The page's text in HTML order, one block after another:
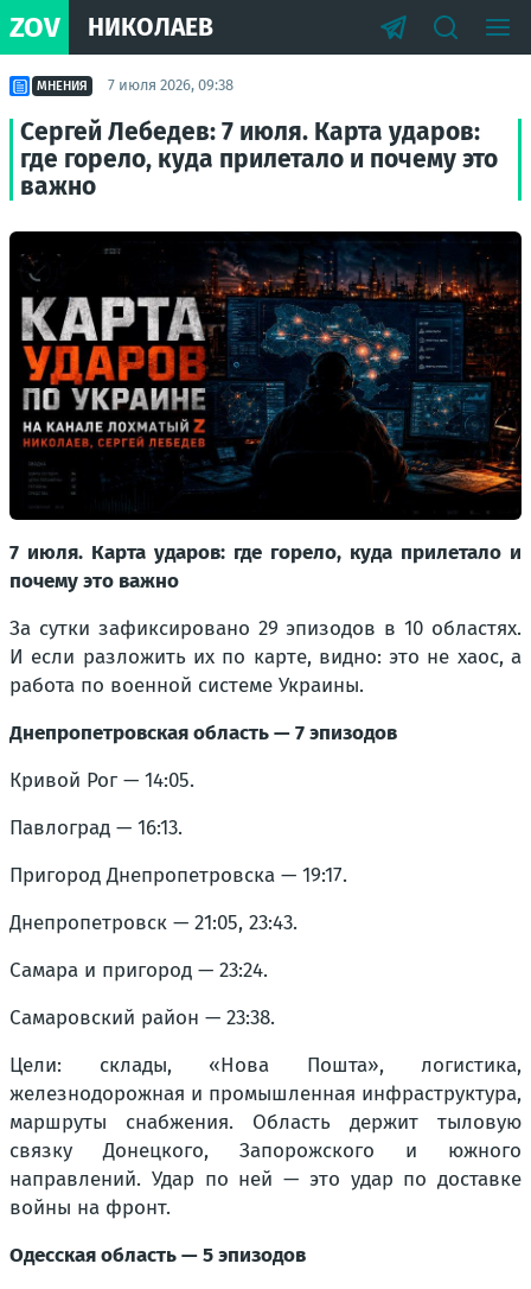
ZOV НИКОЛАЕВ
МНЕНИЯ 7 июля 2026, 09:38
Сергей Лебедев: 7 июля. Карта ударов:
где горело, куда прилетало и почему это
важно
7 июля. Карта ударов: где горело, куда прилетало и
почему это важно
За сутки зафиксировано 29 эпизодов в 10 областях.
И если разложить их по карте, видно: это не хаос, а
работа по военной системе Украины.
Днепропетровская область — 7 эпизодов
Кривой Рог — 14:05.
Павлоград — 16:13.
Пригород Днепропетровска — 19:17.
Днепропетровск — 21:05, 23:43.
Самара и пригород — 23:24.
Самаровский район — 23:38.
Цели: склады, «Нова Пошта», логистика,
железнодорожная и промышленная инфраструктура,
маршруты снабжения. Область держит тыловую
связку Донецкого, Запорожского и южного
направлений. Удар по ней — это удар по доставке
войны на фронт.
Одесская область — 5 эпизодов